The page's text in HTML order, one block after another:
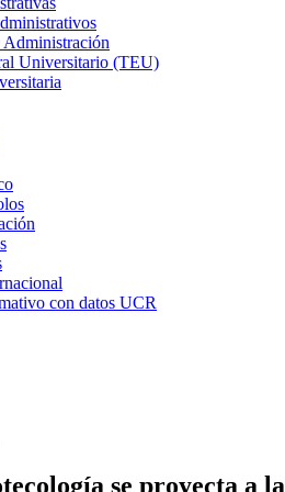
Universitario (TEU)
con datos UCR
se proyecta a